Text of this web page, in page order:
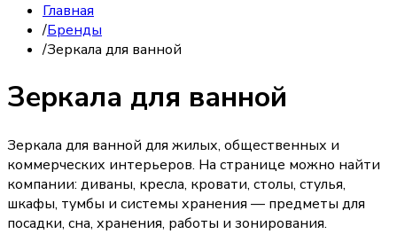
Главная
/Бренды
/Зеркала для ванной
Зеркала для ванной
Зеркала для ванной для жилых, общественных и
коммерческих интерьеров. На странице можно найти
компании: диваны, кресла, кровати, столы, стулья,
шкафы, тумбы и системы хранения — предметы для
посадки, сна, хранения, работы и зонирования.